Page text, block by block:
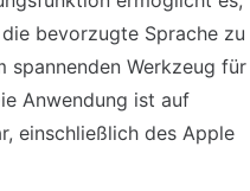
bevorzugte Sprache zu
spannenden Werkzeug für
Anwendung ist auf
einschließlich des Apple